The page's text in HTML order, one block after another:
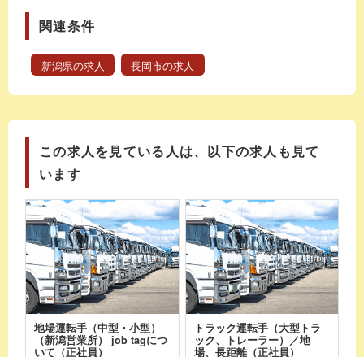
関連条件
新潟県の求人 長岡市の求人
この求人を見ている人は、以下の求人も見て
います
地場運転手（中型・小型）
（新潟営業所） job tagにつ
いて（正社員）
トラック運転手（大型トラ
ック、トレーラー）／地
場、長距離（正社員）